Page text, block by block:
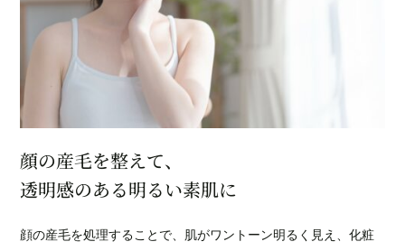
顔の産毛を整えて、
透明感のある明るい素肌に
顔の産毛を処理することで、肌がワントーン明るく見え、化粧